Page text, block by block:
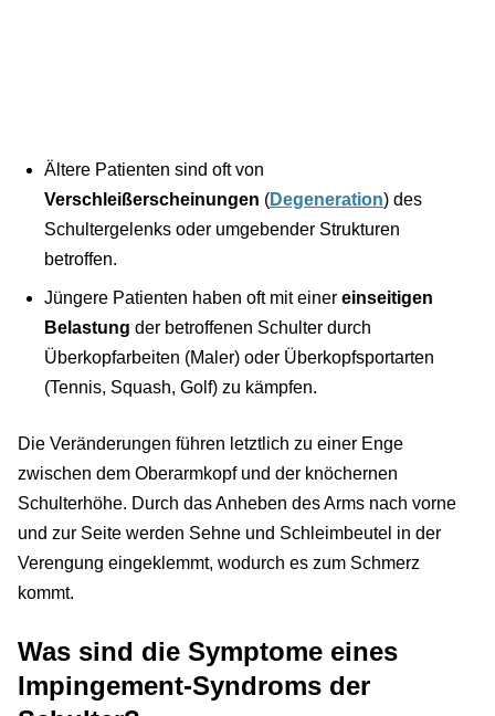
Ältere Patienten sind oft von
Verschleißerscheinungen (Degeneration) des
Schultergelenks oder umgebender Strukturen
betroffen.
Jüngere Patienten haben oft mit einer einseitigen
Belastung der betroffenen Schulter durch
Überkopfarbeiten (Maler) oder Überkopfsportarten
(Tennis, Squash, Golf) zu kämpfen.
Die Veränderungen führen letztlich zu einer Enge
zwischen dem Oberarmkopf und der knöchernen
Schulterhöhe. Durch das Anheben des Arms nach vorne
und zur Seite werden Sehne und Schleimbeutel in der
Verengung eingeklemmt, wodurch es zum Schmerz
kommt.
Was sind die Symptome eines
Impingement-Syndroms der